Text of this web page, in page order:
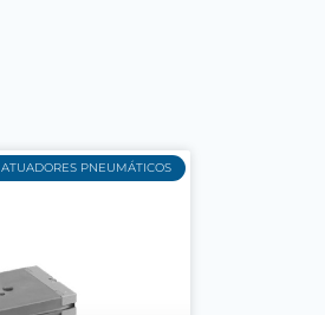
ATUADORES PNEUMÁTICOS